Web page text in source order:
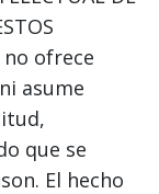
no ofrece
asume
que se
El hecho